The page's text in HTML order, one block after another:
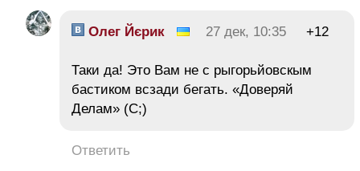
Олег Йєрик 27 дек, 10:35 +12
Таки да! Это Вам не с рыгорьйовскым
бастиком всзади бегать. «Доверяй
Делам» (С;)
Ответить